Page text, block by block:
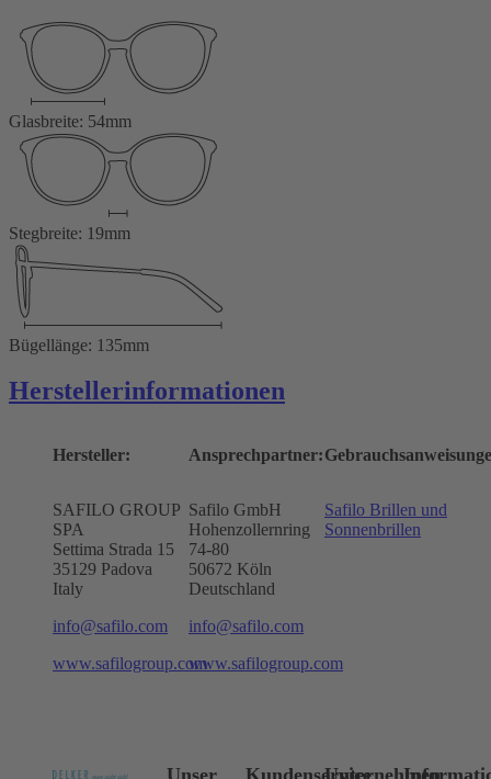
Glasbreite: 54mm
Stegbreite: 19mm
Bügellänge: 135mm
Herstellerinformationen
Hersteller:
SAFILO GROUP
SPA
Settima Strada 15
35129 Padova
Italy
info@safilo.com
www.safilogroup.com
Ansprechpartner:
Safilo GmbH
Hohenzollernring
74-80
50672 Köln
Deutschland
info@safilo.com
www.safilogroup.com
Safilo Brillen und
Sonnenbrillen